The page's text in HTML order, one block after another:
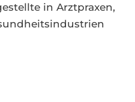
in Arztpraxen,